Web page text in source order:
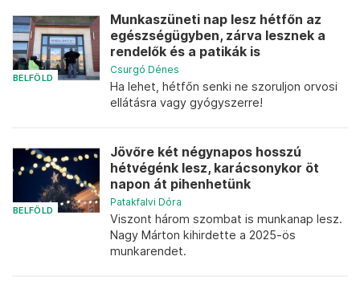
BELFÖLD
Munkaszüneti nap lesz hétfőn az
egészségügyben, zárva lesznek a
rendelők és a patikák is
Csurgó Dénes
Ha lehet, hétfőn senki ne szoruljon orvosi
ellátásra vagy gyógyszerre!
BELFÖLD
Jövőre két négynapos hosszú
hétvégénk lesz, karácsonykor öt
napon át pihenhetünk
Patakfalvi Dóra
Viszont három szombat is munkanap lesz.
Nagy Márton kihirdette a 2025-ös
munkarendet.